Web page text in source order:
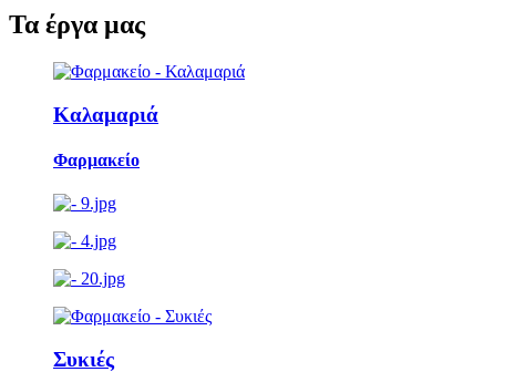
Ταέργαμας
Καλαμαριά
Φαρμακείο
Συκιές